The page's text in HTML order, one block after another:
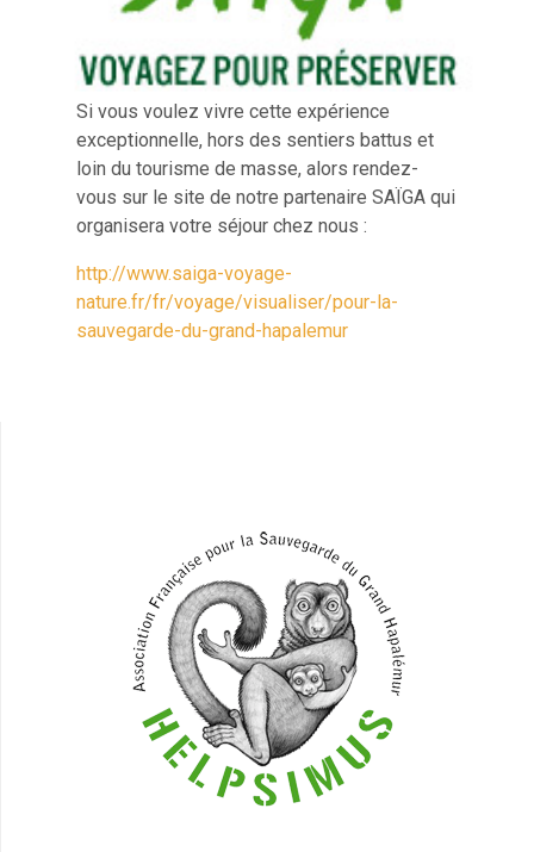
Si vous voulez vivre cette expérience
exceptionnelle, hors des sentiers battus et
loin du tourisme de masse, alors rendez-
vous sur le site de notre partenaire SAÏGA qui
organisera votre séjour chez nous :
http://www.saiga-voyage-
nature.fr/fr/voyage/visualiser/pour-la-
sauvegarde-du-grand-hapalemur